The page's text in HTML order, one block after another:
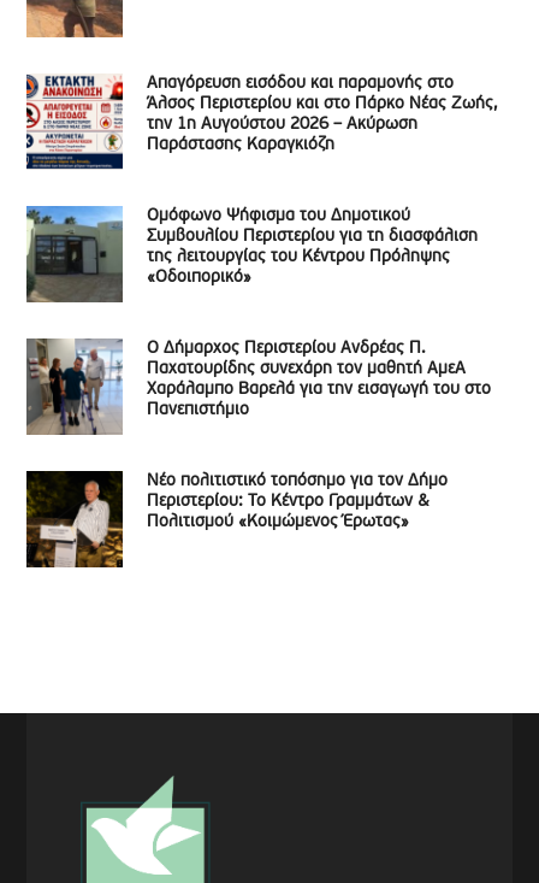
Απαγόρευση εισόδου και παραμονής στο
Άλσος Περιστερίου και στο Πάρκο Νέας Ζωής,
την 1η Αυγούστου 2026 – Ακύρωση
Παράστασης Καραγκιόζη
Ομόφωνο Ψήφισμα του Δημοτικού
Συμβουλίου Περιστερίου για τη διασφάλιση
της λειτουργίας του Κέντρου Πρόληψης
«Οδοιπορικό»
Ο Δήμαρχος Περιστερίου Ανδρέας Π.
Παχατουρίδης συνεχάρη τον μαθητή ΑμεΑ
Χαράλαμπο Βαρελά για την εισαγωγή του στο
Πανεπιστήμιο
Νέο πολιτιστικό τοπόσημο για τον Δήμο
Περιστερίου: Το Κέντρο Γραμμάτων &
Πολιτισμού «Κοιμώμενος Έρωτας»